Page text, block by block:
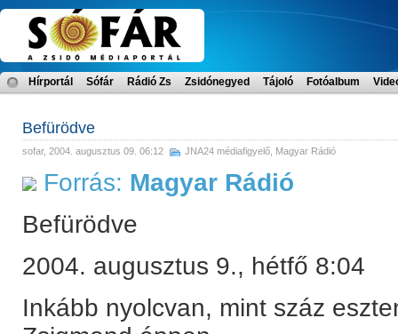
Hírportál Sófár Rádió Zs Zsidónegyed Tájoló Fotóalbum
Befürödve
sofar, 2004. augusztus 09. 06:12 JNA24 médiafigyelő Magyar Rádió
Forrás: Magyar Rádió
Befürödve
2004. augusztus 9., hétfő 8:04
Inkább nyolcvan, mint száz